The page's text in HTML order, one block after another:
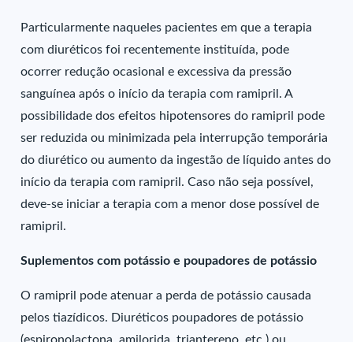
Particularmente naqueles pacientes em que a terapia
com diuréticos foi recentemente instituída, pode
ocorrer redução ocasional e excessiva da pressão
sanguínea após o início da terapia com ramipril. A
possibilidade dos efeitos hipotensores do ramipril pode
ser reduzida ou minimizada pela interrupção temporária
do diurético ou aumento da ingestão de líquido antes do
início da terapia com ramipril. Caso não seja possível,
deve-se iniciar a terapia com a menor dose possível de
ramipril.
Suplementos com potássio e poupadores de potássio
O ramipril pode atenuar a perda de potássio causada
pelos tiazídicos. Diuréticos poupadores de potássio